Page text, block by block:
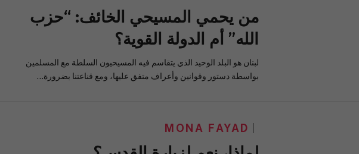
من يحمي المسيحي الخائف: “حزب
الله” أم الدولة القوية؟
لبنان هو البلد الوحيد الذي يتقاسم فيه المسيحيون السلطة مع المسلمين
بواسطة دستور وقوانين وأعراف متفق عليها، ومع قناعتنا بضرورة…
MONA FAYAD